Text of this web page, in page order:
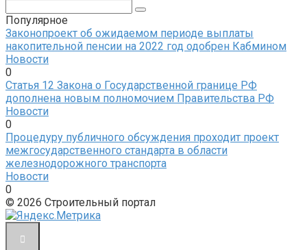
Популярное
Законопроект об ожидаемом периоде выплаты
накопительной пенсии на 2022 год одобрен Кабмином
Новости
0
Статья 12 Закона о Государственной границе РФ
дополнена новым полномочием Правительства РФ
Новости
0
Процедуру публичного обсуждения проходит проект
межгосударственного стандарта в области
железнодорожного транспорта
Новости
0
© 2026 Строительный портал